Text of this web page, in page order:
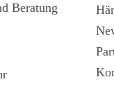
Beratung